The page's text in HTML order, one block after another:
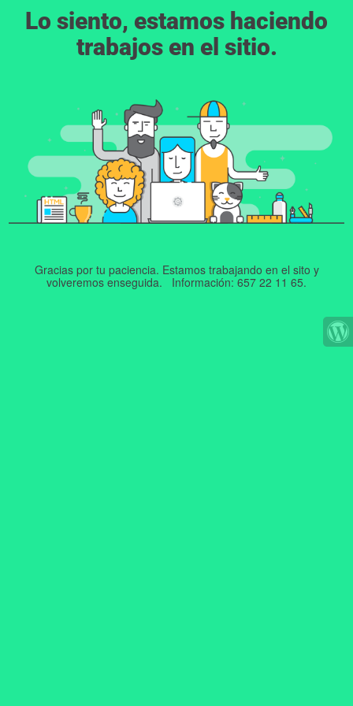
Lo siento, estamos haciendo
trabajos en el sitio.
Gracias por tu paciencia. Estamos trabajando en el sito y
volveremos enseguida. Información: 657 22 11 65.